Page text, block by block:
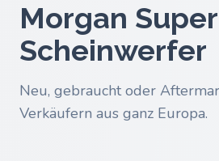
Morgan
Scheinwerfer
Neu, gebraucht oder
Verkäufern aus ganz Europa.